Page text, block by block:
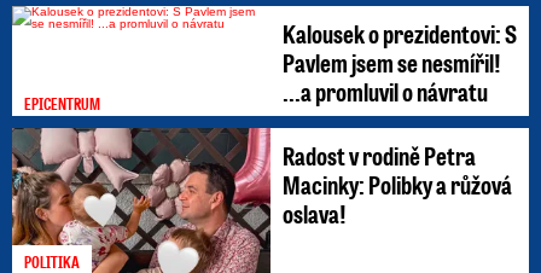
EPICENTRUM
Kalousek o prezidentovi: S
Pavlem jsem se nesmířil!
...a promluvil o návratu
POLITIKA
Radost v rodině Petra
Macinky: Polibky a růžová
oslava!